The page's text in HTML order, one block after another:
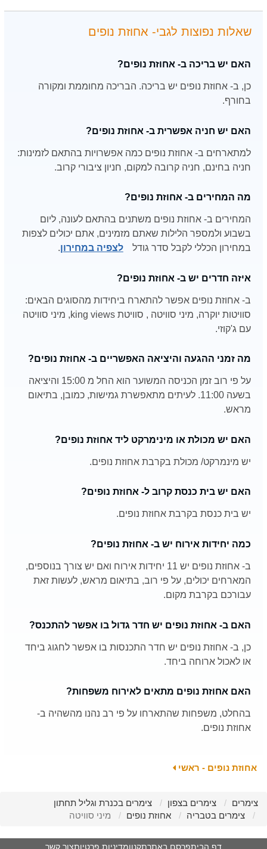
שאלות נפוצות לגבי- אחוזת נופים
האם יש בריכה ב- אחוזת נופים?
כן, ב- אחוזת נופים יש בריכה. הבריכה מחוממת ומקורה
בחורף.
האם יש חניה אפשרית ב- אחוזת נופים?
למתארחים ב- אחוזת נופים כמה אפשרויות בהתאם לזמינות:
חניה בחינם, חניה קרובה למקום, חניון ציבורי קרוב.
מה המחירים ב- אחוזת נופים?
המחירים ב- אחוזת נופים משתנים בהתאם לעונה, ליום
בשבוע ולמספר הלילות שאתם מזמינים, אתם יכולים לצפות
במחירון הכללי לקבל סדר גודל
לצפיה במחירון.
איזה חדרים יש ב- אחוזת נופים?
ב- אחוזת נופים אפשר להתארח ביחידות מהסוגים הבאים:
סוויטות יוקרה, מיני סוויטה , סוויטת king views, מיני סוויטה
עם ג'קוזי.
מה זמני ההגעה והיציאה האפשריים ב- אחוזת נופים?
על פי רוב זמן הכניסה המשוער הוא החל מ 15:00 והיציאה
בשעה 11:00. לעיתים מתאפשרת גמישות, כמובן, בתיאום
מראש.
האם יש מכולת או מינימרקט ליד אחוזת נופים?
יש מינמרקט/ מכולת בקרבת אחוזת נופים.
האם יש בית כנסת קרוב ל- אחוזת נופים?
יש בית כנסת בקרבת אחוזת נופים.
כמה יחידות אירוח יש ב- אחוזת נופים?
ב- אחוזת נופים יש 11 יחידות אירוח ואם יש צורך בנוספים,
המארחים יכולים, על פי רוב, בתיאום מראש, לעשות זאת
עבורכם בקרבת מקום.
האם ב- אחוזת נופים יש חדר גדול בו אפשר להתכנס?
כן, ב- אחוזת נופים יש חדר התכנסות בו אפשר לחגוג ביחד
או לאכול ארוחה ביחד.
האם אחוזת נופים מתאים לאירוח משפחות?
בהחלט, משפחות שהתארחו על פי רב נהנו מהשהיה ב-
אחוזת נופים.
אחוזת נופים - ראשי
צימרים צימרים בצפון
צימרים בכנרת וגליל תחתון
צימרים בטבריה
אחוזת נופים מיני סוויטה
דף הביתפרסם באתרתקנוןמדיניות פרטיותצור קשר